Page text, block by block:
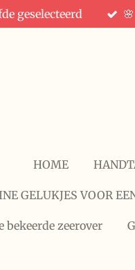
geselecteerd
HOME
GELUKJES VOOR
bekeerde zeerover